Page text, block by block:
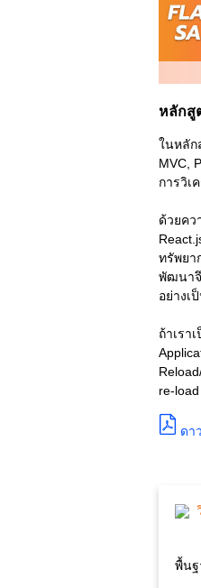
หลักสู
ในหลัก
MVC,
การวิเ
ด้วยคว
ทรัพยา
พัฒนาจึ
อย่างเ
ถ้าเรา
re-
ดา
พื้นฐ